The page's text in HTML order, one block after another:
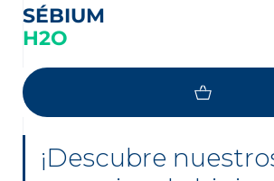
SÉBIUM
H2O
¡Descubre